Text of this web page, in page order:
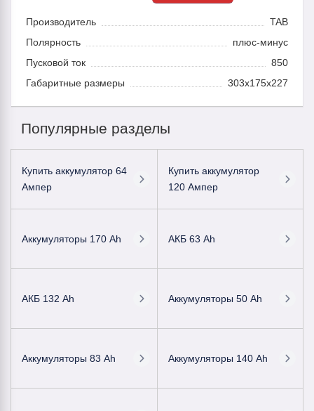
Производитель
TAB
Полярность
плюс-минус
Пусковой ток
850
Габаритные размеры
303x175x227
Популярные разделы
Купить аккумулятор 64
Ампер
Купить аккумулятор
120 Ампер
Аккумуляторы 170 Ah АКБ 63 Ah
АКБ 132 Ah Аккумуляторы 50 Ah
Аккумуляторы 83 Ah Аккумуляторы 140 Ah